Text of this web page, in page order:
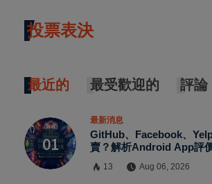
投票表決
最近的 最受歡迎的 評論
最新消息
GitHub、Facebook、
賣？解析Android App評
信任危機
13 Aug 06, 2026